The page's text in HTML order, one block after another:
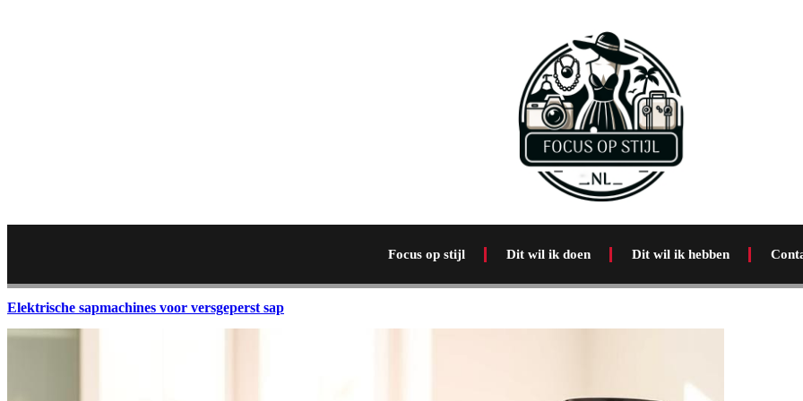
Focus op stijl Dit wil ik doen Dit wil ik hebben
Elektrische sapmachines voor versgeperst sap